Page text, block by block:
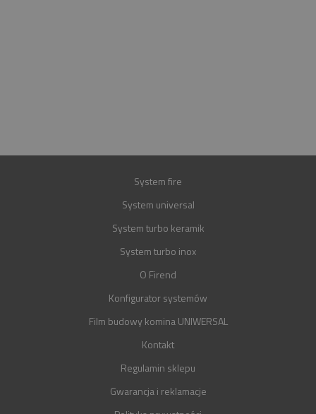
System fire
System universal
System turbo keramik
System turbo inox
O Firend
Konfigurator systemów
Film budowy komina UNIWERSAL
Kontakt
Regulamin sklepu
Gwarancja i reklamacje